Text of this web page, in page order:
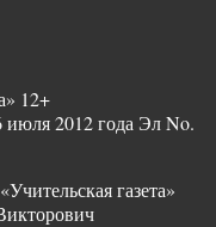
12+
июля 2012 года Эл No.
газета»